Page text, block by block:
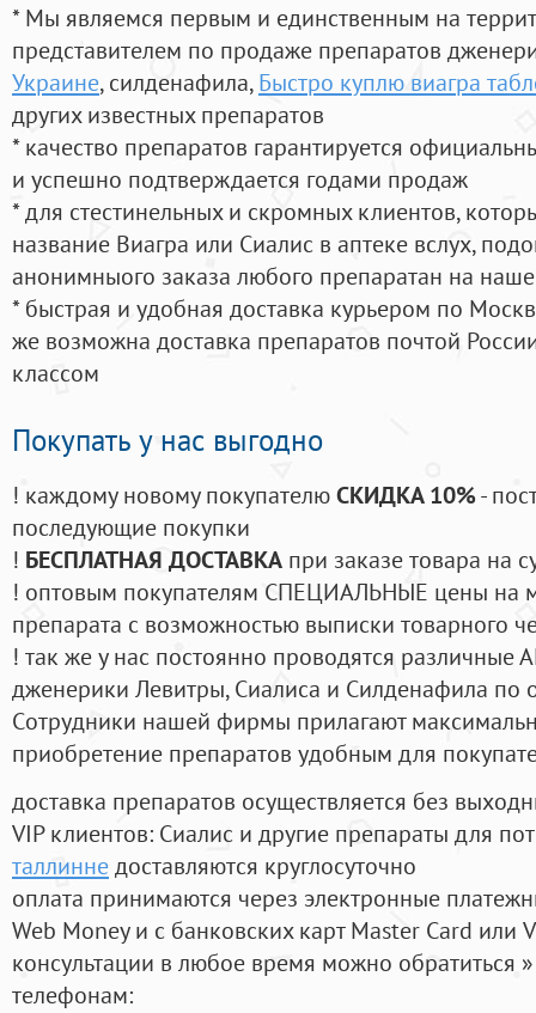
* Мы являемся первым и единственным на
представителем по продаже препаратов
Украине, силденафила, Быстро куплю виагра
других известных препаратов
* качество препаратов гарантируется
и успешно подтверждается годами продаж
* для стестинельных и скромных клиентов,
название Виагра или Сиалис в аптеке вслух,
анонимныого заказа любого препаратан на
* быстрая и удобная доставка курьером по
же возможна доставка препаратов почтой
классом
Покупать у нас выгодно
! каждому новому покупателюСКИДКА 10%-
последующие покупки
! БЕСПЛАТНАЯ ДОСТАВКА при заказе товара на
! оптовым покупателям СПЕЦИАЛЬНЫЕ цены на
препарата с возможностью выписки товарного
! так же у нас постоянно проводятся
дженерики Левитры, Сиалиса и Силденафила по
Cотрудники нашей фирмы прилагают
приобретение препаратов удобным для
доставка препаратов осуществляется без
VIP клиентов: Сиалис и другие препараты для
таллиннедоставляются круглосуточно
оплата принимаются через электронные
Web Money и с банковских карт Master Card или
консультации в любое время можно обратиться
телефонам: